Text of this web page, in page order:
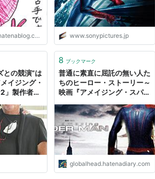
www.sonypictures.jp
との競演”は
イジング・
」製作者コ
8 ブックマーク
普通に素直に屈託の無い人た
ちのヒーロー・ストーリー～
映画『アメイジング・スパイ
屑 、記憶領域のゴミ
globalhead.hatenadiary.com